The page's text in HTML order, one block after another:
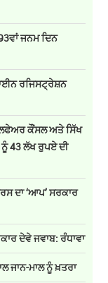
ਜਨਮ ਦਿਨ
ਰਜਿਸਟ੍ਰੇਸ਼ਨ
ਕੌਂਸਲ ਅਤੇ ਸਿੱਖ
43 ਲੱਖ ਰੁਪਏ ਦੀ
ਦਾ ‘ਆਪ’ ਸਰਕਾਰ
ਦੇਵੇ ਜਵਾਬ: ਰੰਧਾਵਾ
ਜਾਨ-ਮਾਲ ਨੂੰ ਖ਼ਤਰਾ